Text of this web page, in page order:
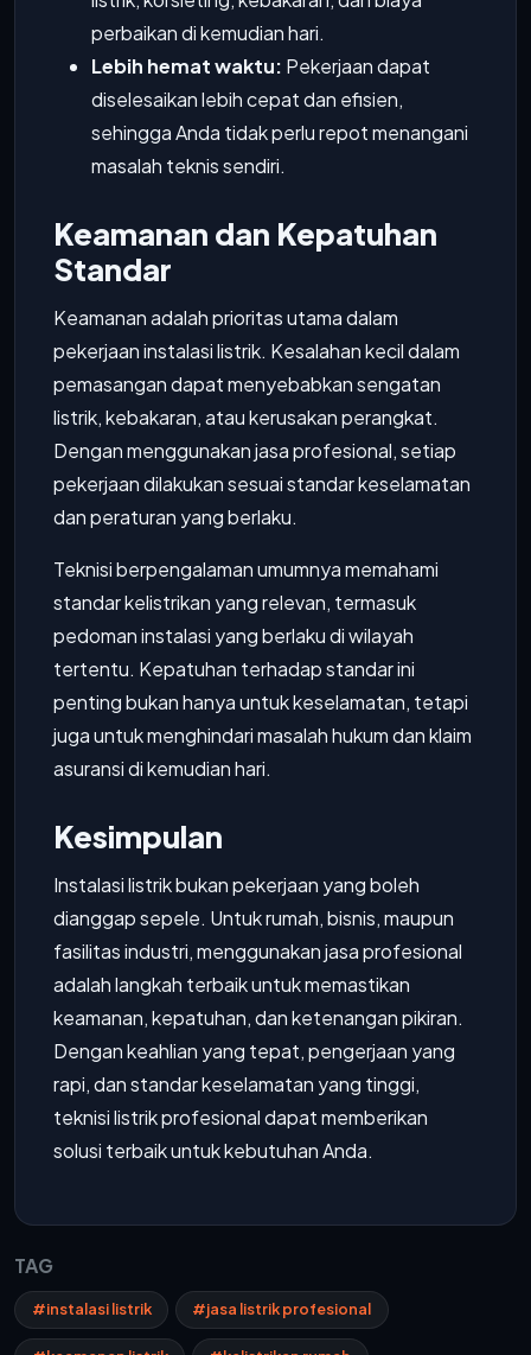
perbaikan di kemudian hari.
Lebih hemat waktu: Pekerjaan dapat
diselesaikan lebih cepat dan efisien,
sehingga Anda tidak perlu repot menangani
masalah teknis sendiri.
Keamanan dan Kepatuhan
Standar
Keamanan adalah prioritas utama dalam
pekerjaan instalasi listrik. Kesalahan kecil dalam
pemasangan dapat menyebabkan sengatan
listrik, kebakaran, atau kerusakan perangkat.
Dengan menggunakan jasa profesional, setiap
pekerjaan dilakukan sesuai standar keselamatan
dan peraturan yang berlaku.
Teknisi berpengalaman umumnya memahami
standar kelistrikan yang relevan, termasuk
pedoman instalasi yang berlaku di wilayah
tertentu. Kepatuhan terhadap standar ini
penting bukan hanya untuk keselamatan, tetapi
juga untuk menghindari masalah hukum dan klaim
asuransi di kemudian hari.
Kesimpulan
Instalasi listrik bukan pekerjaan yang boleh
dianggap sepele. Untuk rumah, bisnis, maupun
fasilitas industri, menggunakan jasa profesional
adalah langkah terbaik untuk memastikan
keamanan, kepatuhan, dan ketenangan pikiran.
Dengan keahlian yang tepat, pengerjaan yang
rapi, dan standar keselamatan yang tinggi,
teknisi listrik profesional dapat memberikan
solusi terbaik untuk kebutuhan Anda.
TAG
#instalasi listrik #jasa listrik profesional